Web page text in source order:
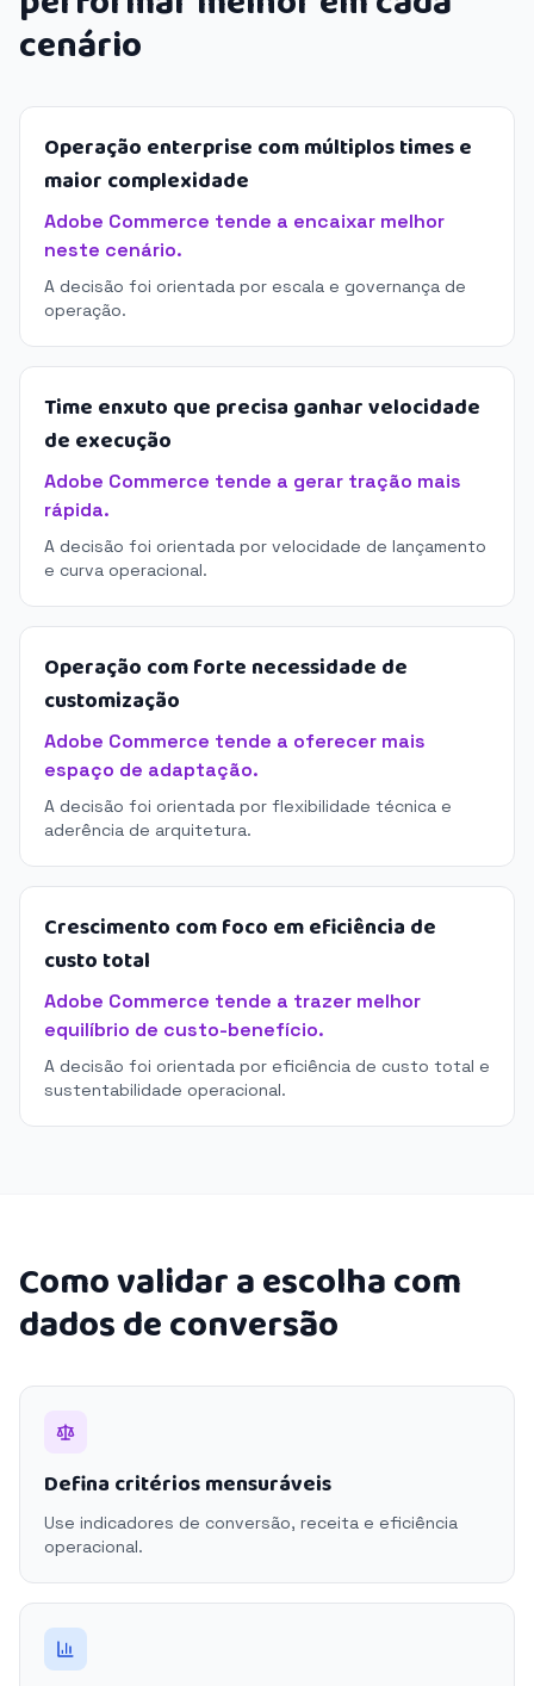
cenário
Operação enterprise com múltiplos times e
maior complexidade
Adobe Commerce tende a encaixar melhor
neste cenário.
A decisão foi orientada por escala e governança de
operação.
Time enxuto que precisa ganhar velocidade
de execução
Adobe Commerce tende a gerar tração mais
rápida.
A decisão foi orientada por velocidade de lançamento
e curva operacional.
Operação com forte necessidade de
customização
Adobe Commerce tende a oferecer mais
espaço de adaptação.
A decisão foi orientada por flexibilidade técnica e
aderência de arquitetura.
Crescimento com foco em eficiência de
custo total
Adobe Commerce tende a trazer melhor
equilíbrio de custo-benefício.
A decisão foi orientada por eficiência de custo total e
sustentabilidade operacional.
Como validar a escolha com
dados de conversão
Defina critérios mensuráveis
Use indicadores de conversão, receita e eficiência
operacional.